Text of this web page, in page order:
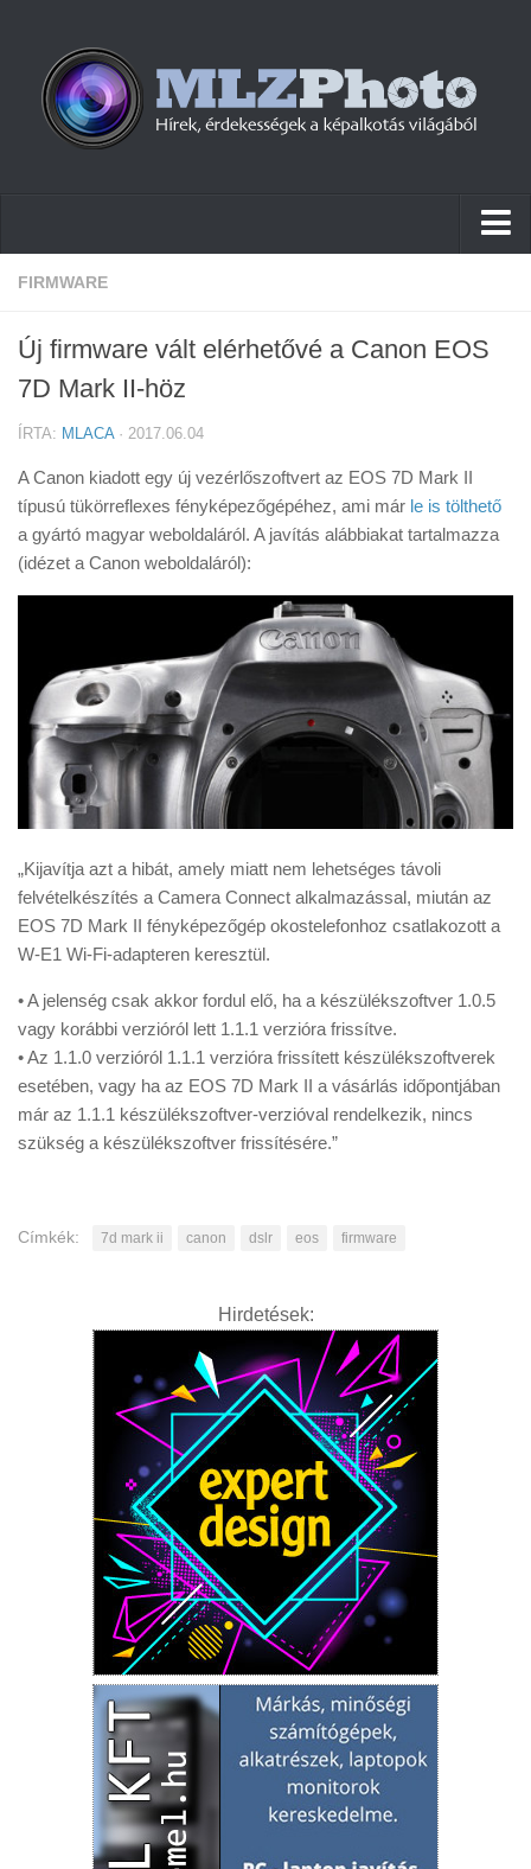
Hírek
Cikkek
Tudástár
Tanácsok
E-BB
FIRMWARE
Új firmware vált elérhetővé a Canon EOS
7D Mark II-höz
ÍRTA: MLACA· 2017.06.04
A Canon kiadott egy új vezérlőszoftvert az EOS 7D Mark II
típusú tükörreflexes fényképezőgépéhez, ami már le is tölthető
a gyártó magyar weboldaláról. A javítás alábbiakat tartalmazza
(idézet a Canon weboldaláról):
„Kijavítja azt a hibát, amely miatt nem lehetséges távoli
felvételkészítés a Camera Connect alkalmazással, miután az
EOS 7D Mark II fényképezőgép okostelefonhoz csatlakozott a
W-E1 Wi-Fi-adapteren keresztül.
• A jelenség csak akkor fordul elő, ha a készülékszoftver 1.0.5
vagy korábbi verzióról lett 1.1.1 verzióra frissítve.
• Az 1.1.0 verzióról 1.1.1 verzióra frissített készülékszoftverek
esetében, vagy ha az EOS 7D Mark II a vásárlás időpontjában
már az 1.1.1 készülékszoftver-verzióval rendelkezik, nincs
szükség a készülékszoftver frissítésére.”
Címkék: 7d mark ii canon dslr eos firmware
Hirdetések: